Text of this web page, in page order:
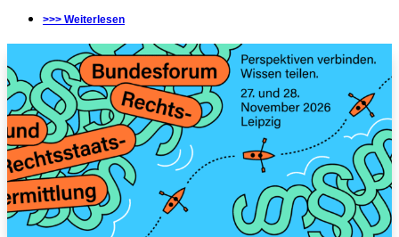
>>> Weiterlesen